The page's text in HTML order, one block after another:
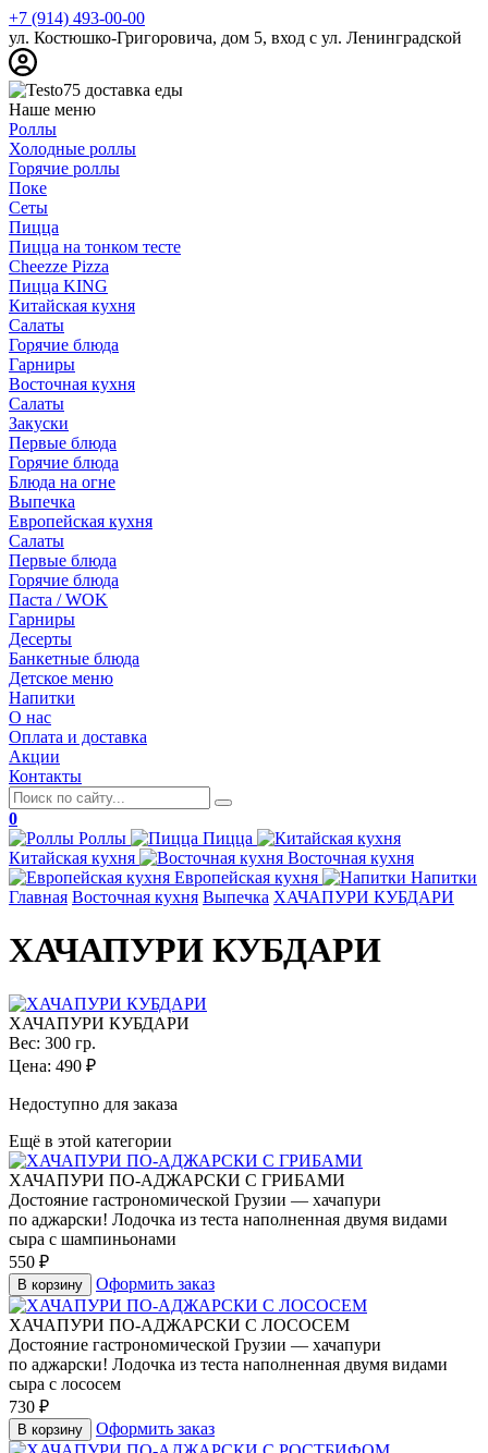
+7 (914) 493-00-00
ул. Костюшко-Григоровича, дом 5, вход с ул. Ленинградской
Наше меню
Роллы
Холодные роллы
Горячие роллы
Поке
Сеты
Пицца
Пицца на тонком тесте
Cheezze Pizza
Пицца KING
Китайская кухня
Салаты
Горячие блюда
Гарниры
Восточная кухня
Салаты
Закуски
Первые блюда
Горячие блюда
Блюда на огне
Выпечка
Европейская кухня
Салаты
Первые блюда
Горячие блюда
Паста / WOK
Гарниры
Десерты
Банкетные блюда
Детское меню
Напитки
О нас
Оплата и доставка
Акции
Контакты
0
Роллы
Пицца
Китайская кухня Восточная кухня
Европейская кухня
Напитки
Главная Восточная кухня Выпечка ХАЧАПУРИ КУБДАРИ
ХАЧАПУРИ КУБДАРИ
ХАЧАПУРИ КУБДАРИ
Вес: 300 гр.
Цена: 490 ₽
Недоступно для заказа
Ещё в этой категории
ХАЧАПУРИ ПО-АДЖАРСКИ С ГРИБАМИ
Достояние гастрономической Грузии — хачапури
по аджарски! Лодочка из теста наполненная двумя видами
сыра с шампиньонами
550 ₽
В корзину Оформить заказ
ХАЧАПУРИ ПО-АДЖАРСКИ С ЛОСОСЕМ
Достояние гастрономической Грузии — хачапури
по аджарски! Лодочка из теста наполненная двумя видами
сыра с лососем
730 ₽
В корзину Оформить заказ